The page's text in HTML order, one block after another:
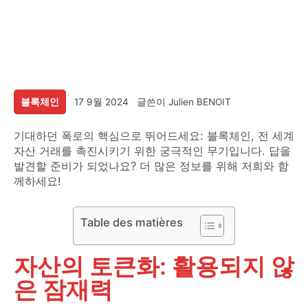
블록체인 17 9월 2024 글쓴이 Julien BENOIT
기대하던 폭로의 핵심으로 뛰어드세요: 블록체인, 전 세계
자산 거래를 촉진시키기 위한 궁극적인 무기입니다. 답을
발견할 준비가 되었나요? 더 많은 정보를 위해 저희와 함
께하세요!
Table des matières
자산의 토큰화: 활용되지 않
은 잠재력